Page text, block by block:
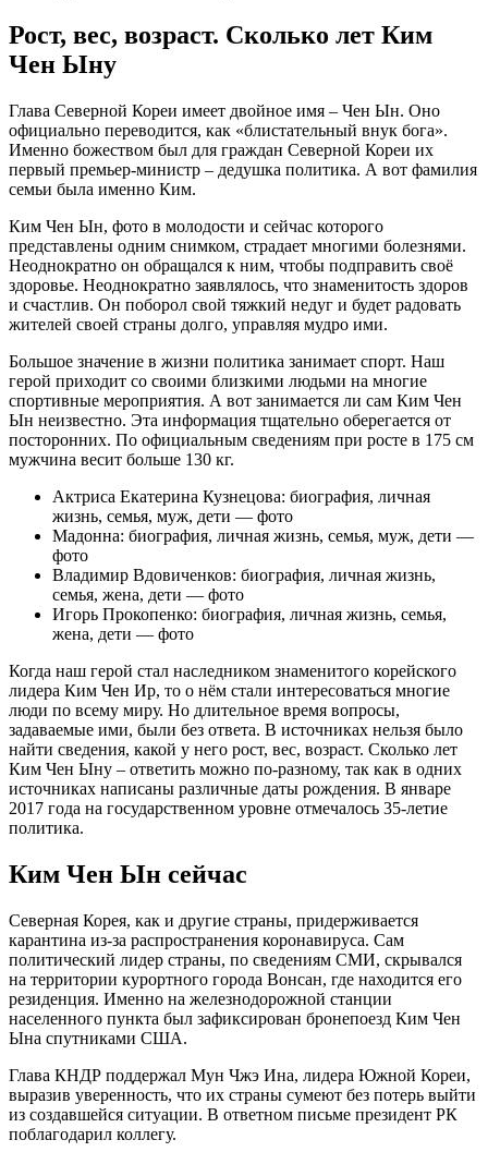
Рост, вес, возраст. Сколько лет Ким
Чен Ыну
Глава Северной Кореи имеет двойное имя – Чен Ын. Оно
официально переводится, как «блистательный внук бога».
Именно божеством был для граждан Северной Кореи их
первый премьер-министр – дедушка политика. А вот фамилия
семьи была именно Ким.
Ким Чен Ын, фото в молодости и сейчас которого
представлены одним снимком, страдает многими болезнями.
Неоднократно он обращался к ним, чтобы подправить своё
здоровье. Неоднократно заявлялось, что знаменитость здоров
и счастлив. Он поборол свой тяжкий недуг и будет радовать
жителей своей страны долго, управляя мудро ими.
Большое значение в жизни политика занимает спорт. Наш
герой приходит со своими близкими людьми на многие
спортивные мероприятия. А вот занимается ли сам Ким Чен
Ын неизвестно. Эта информация тщательно оберегается от
посторонних. По официальным сведениям при росте в 175 см
мужчина весит больше 130 кг.
Актриса Екатерина Кузнецова: биография, личная
жизнь, семья, муж, дети — фото
Мадонна: биография, личная жизнь, семья, муж, дети —
фото
Владимир Вдовиченков: биография, личная жизнь,
семья, жена, дети — фото
Игорь Прокопенко: биография, личная жизнь, семья,
жена, дети — фото
Когда наш герой стал наследником знаменитого корейского
лидера Ким Чен Ир, то о нём стали интересоваться многие
люди по всему миру. Но длительное время вопросы,
задаваемые ими, были без ответа. В источниках нельзя было
найти сведения, какой у него рост, вес, возраст. Сколько лет
Ким Чен Ыну – ответить можно по-разному, так как в одних
источниках написаны различные даты рождения. В январе
2017 года на государственном уровне отмечалось 35-летие
политика.
Ким Чен Ын сейчас
Северная Корея, как и другие страны, придерживается
карантина из-за распространения коронавируса. Сам
политический лидер страны, по сведениям СМИ, скрывался
на территории курортного города Вонсан, где находится его
резиденция. Именно на железнодорожной станции
населенного пункта был зафиксирован бронепоезд Ким Чен
Ына спутниками США.
Глава КНДР поддержал Мун Чжэ Ина, лидера Южной Кореи,
выразив уверенность, что их страны сумеют без потерь выйти
из создавшейся ситуации. В ответном письме президент РК
поблагодарил коллегу.